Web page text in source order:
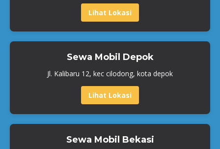
Lihat Lokasi
Sewa Mobil Depok
Jl. Kalibaru 12, kec cilodong, kota depok
Lihat Lokasi
Sewa Mobil Bekasi